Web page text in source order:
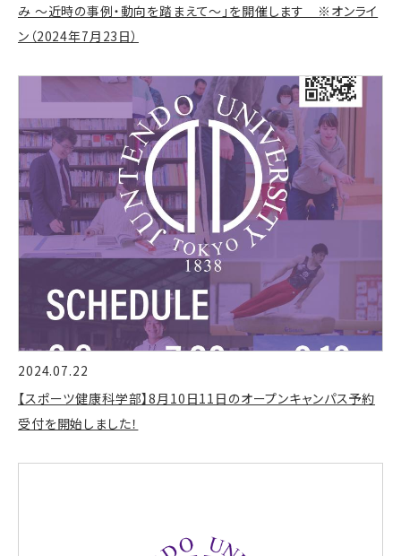
み ～近時の事例・動向を踏まえて～」を開催します ※オンライ
ン（2024年7月23日）
2024.07.22
【スポーツ健康科学部】8月10日11日のオープンキャンパス予約
受付を開始しました！